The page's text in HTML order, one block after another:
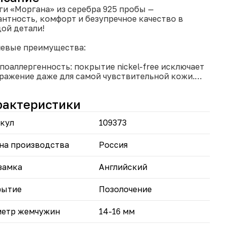
«Моргана» из серебра 925 пробы —
комфорт и безупречное качество в
детали!
преимущества:
покрытие nickel-free исключает
даже для самой чувствительной кожи.
вес: продуманная конструкция
мочку уха даже при длительной носке.
классический дизайн из серебра
благородный блеск.
ваш вкус без компромиссов в комфорте!
109373
производства Россия
Английский
Позолочение
жемчужин 14-16 мм